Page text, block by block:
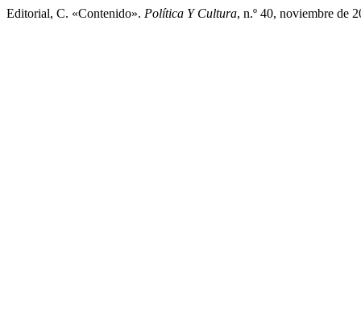
Editorial, C. «Contenido». Política Y Cultura, n.º 40, noviembre de